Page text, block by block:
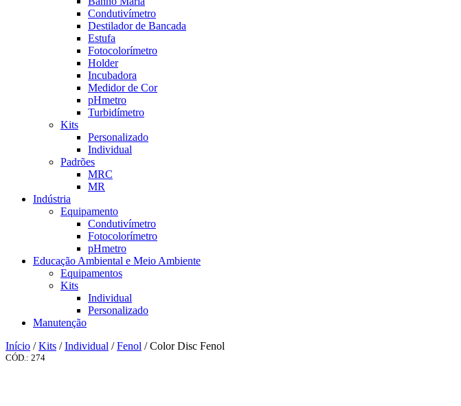
Condutivímetro
Destilador de Bancada
Estufa
Fotocolorímetro
Holder
Incubadora
Medidor de Cor
pHmetro
Turbidímetro
Kits
Personalizado
Individual
Padrões
MRC
MR
Indústria
Equipamento
Condutivímetro
Fotocolorímetro
pHmetro
Educação Ambiental e Meio Ambiente
Equipamentos
Kits
Individual
Personalizado
Manutenção
Início /Kits /Individual /Fenol / Color Disc Fenol
CÓD.: 274